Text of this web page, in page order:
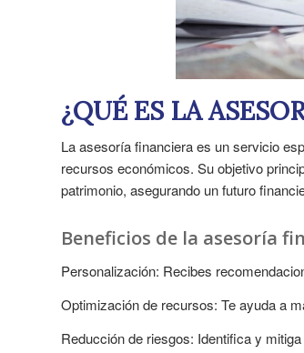
¿QUÉ ES LA
La asesoría financiera es un servicio
recursos económicos. Su objetivo
patrimonio, asegurando un futuro
Beneficios de la asesoría
Personalización: Recibes
Optimización de recursos: Te ayuda a
Reducción de riesgos: Identifica y